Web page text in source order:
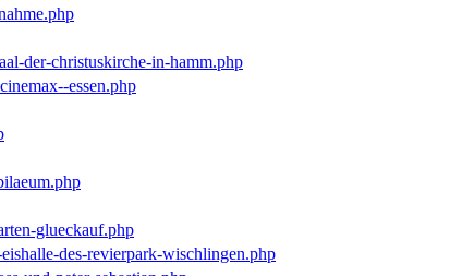
der-christuskirche-in-hamm.php
essen.php
glueckauf.php
des-revierpark-wischlingen.php